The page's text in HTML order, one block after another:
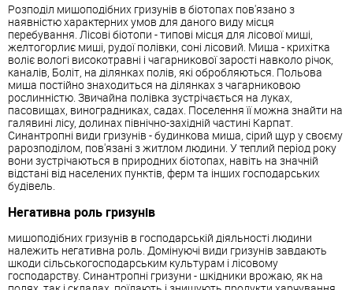
Розподіл мишоподібних гризунів в біотопах пов'язано з
наявністю характерних умов для даного виду місця
перебування. Лісові біотопи - типові місця для лісової миші,
желтогорлиє миші, рудої полівки, соні лісовий. Миша - крихітка
воліє вологі високотравні і чагарникової зарості навколо річок,
каналів, Боліт, на ділянках полів, які обробляються. Польова
миша постійно знаходиться на ділянках з чагарниковою
рослинністю. Звичайна полівка зустрічається на луках,
пасовищах, виноградниках, садах. Поселення її можна знайти на
галявині лісу, долинах північно-західній частині Карпат.
Синантропні види гризунів - будинкова миша, сірий щур у своєму
рарозподілом, пов'язані з житлом людини. У теплий період року
вони зустрічаються в природних біотопах, навіть на значній
відстані від населених пунктів, ферм та інших господарських
будівель.
Негативна роль гризунів
мишоподібних гризунів в господарській діяльності людини
належить негативна роль. Домінуючі види гризунів завдають
шкоди сільськогосподарським культурам і лісовому
господарству. Синантропні гризуни - шкідники врожаю, як на